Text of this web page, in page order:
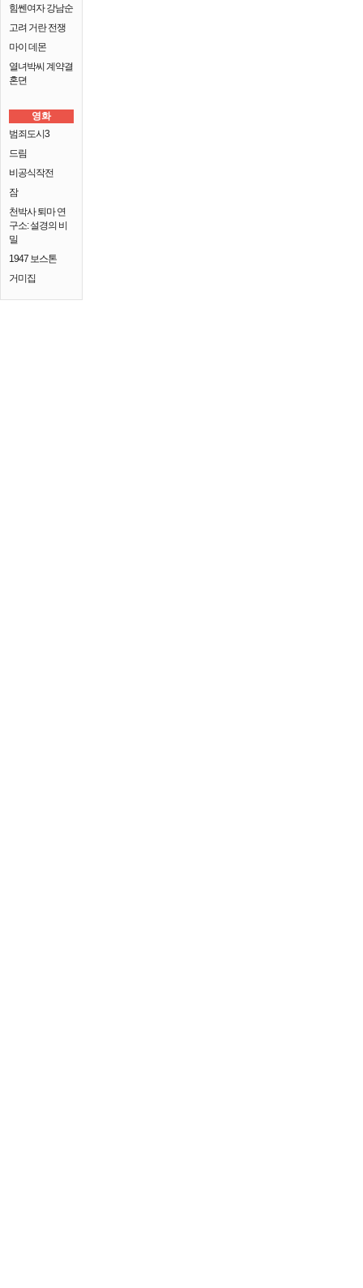
힘쎈여자 강남순
고려 거란 전쟁
마이 데몬
열녀박씨 계약결
혼뎐
영화
범죄도시3
드림
비공식작전
잠
천박사 퇴마 연
구소: 설경의 비
밀
1947 보스톤
거미집